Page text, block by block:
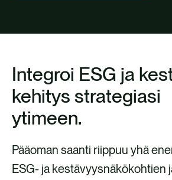
Integroi ESG ja
kehitys strategiasi
ytimeen.
Pääoman saanti riippuu yhä
ESG- ja kestävyysnäkökohtien